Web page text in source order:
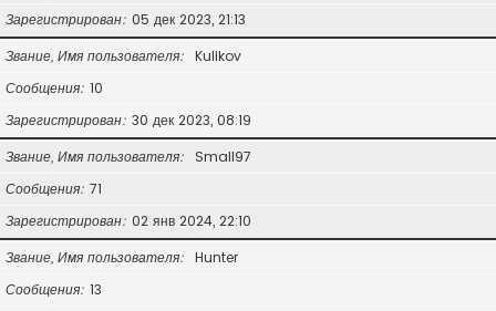
Зарегистрирован 05 дек 2023, 21:13
Звание, Имя пользователя
Kulikov
Сообщения 10
Зарегистрирован 30 дек 2023, 08:19
Звание, Имя пользователя
Small97
Сообщения 71
Зарегистрирован 02 янв 2024, 22:10
Звание, Имя пользователя
Hunter
Сообщения 13